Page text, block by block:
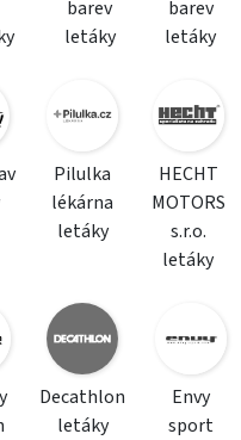
barev
letáky
barev
letáky
Pilulka
lékárna
letáky
HECHT
MOTORS
s.r.o.
letáky
Decathlon
letáky
Envy
sport